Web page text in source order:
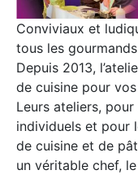
Conviviaux et
tous les
Depuis 2013,
de cuisine pour
Leurs ateliers,
individuels et pour
de cuisine et de
un véritable chef,